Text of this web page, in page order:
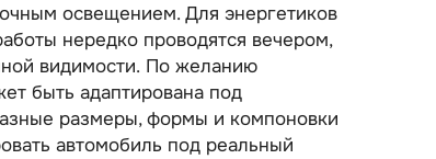
освещением. Для энергетиков
нередко проводятся вечером,
видимости. По желанию
быть адаптирована под
размеры, формы и компоновки
автомобиль под реальный